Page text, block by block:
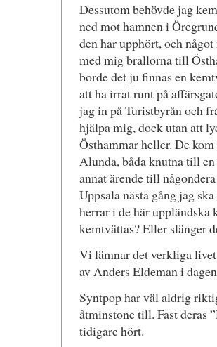
Dessutom behövde jag
ned mot hamnen i
den har upphört, och
med mig brallorna till
borde det ju finnas en
att ha irrat runt på
jag in på Turistbyrån och
hjälpa mig, dock utan att
Östhammar heller. De
Alunda, båda knutna till
annat ärende till
Uppsala nästa gång jag
herrar i de här uppländska
kemtvättas? Eller slänger
Vi lämnar det verkliga
av Anders Eldeman i
Syntpop har väl aldrig
åtminstone till. Fast deras
tidigare hört.